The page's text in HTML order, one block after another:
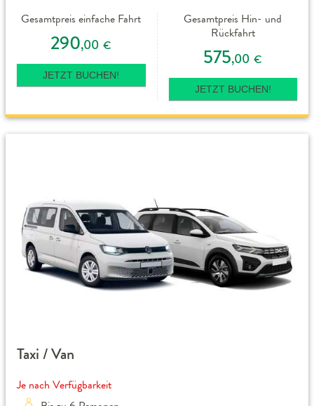
Gesamtpreis einfache Fahrt
290,00 €
JETZT BUCHEN!
Gesamtpreis Hin- und
Rückfahrt
575,00 €
JETZT BUCHEN!
Taxi / Van
Je nach Verfügbarkeit